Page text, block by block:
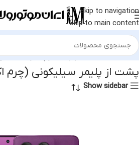
Skip to navigation
Skip to main content
خانه محصول ساختار پشت از پلیمر
پشت از پلیمر سیلیکونی (چرم
Show sidebar